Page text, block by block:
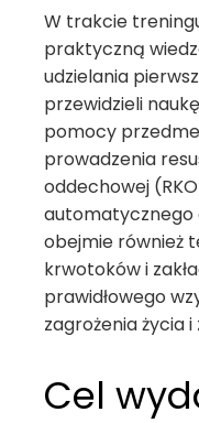
W trakcie
praktyczną
udzielania
przewidzieli
pomocy
prowadzenia
oddechowej
automatycznego
obejmie również
krwotoków i
prawidłowego
zagrożenia życia i
Cel